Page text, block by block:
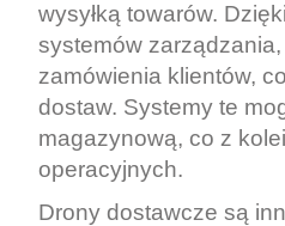
wysyłką towarów.
systemów
zamówienia klientów,
dostaw. Systemy te
magazynową, co z
operacyjnych.
Drony dostawcze są